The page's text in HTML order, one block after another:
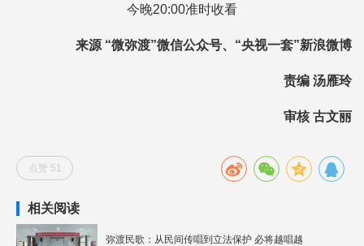
今晚20:00准时收看
来源 “微弥渡”微信公众号、“央视一套”新浪微博
责编 汤雁玲
审核 古文丽
点赞 51
相关阅读
弥渡民歌：从民间传唱到立法保护 必将越唱越